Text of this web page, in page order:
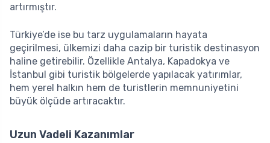
artırmıştır.
Türkiye’de ise bu tarz uygulamaların hayata
geçirilmesi, ülkemizi daha cazip bir turistik destinasyon
haline getirebilir. Özellikle Antalya, Kapadokya ve
İstanbul gibi turistik bölgelerde yapılacak yatırımlar,
hem yerel halkın hem de turistlerin memnuniyetini
büyük ölçüde artıracaktır.
Uzun Vadeli Kazanımlar